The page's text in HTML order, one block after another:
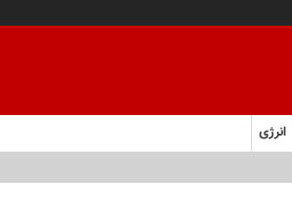
انرژی